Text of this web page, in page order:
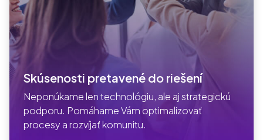
Skúsenosti pretavené do riešení
Neponúkame len technológiu, ale aj strategickú
podporu. Pomáhame Vám optimalizovať
procesy a rozvíjať komunitu.